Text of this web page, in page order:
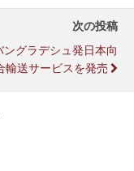
次の投稿
ングラデシュ発日本向
輸送サービスを発売